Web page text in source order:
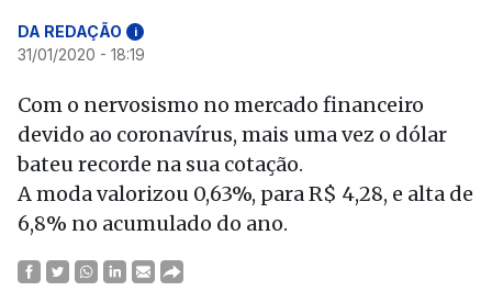
DA REDAÇÃO i
31/01/2020 - 18:19
Com o nervosismo no mercado financeiro
devido ao coronavírus, mais uma vez o dólar
bateu recorde na sua cotação.
A moda valorizou 0,63%, para R$ 4,28, e alta de
6,8% no acumulado do ano.